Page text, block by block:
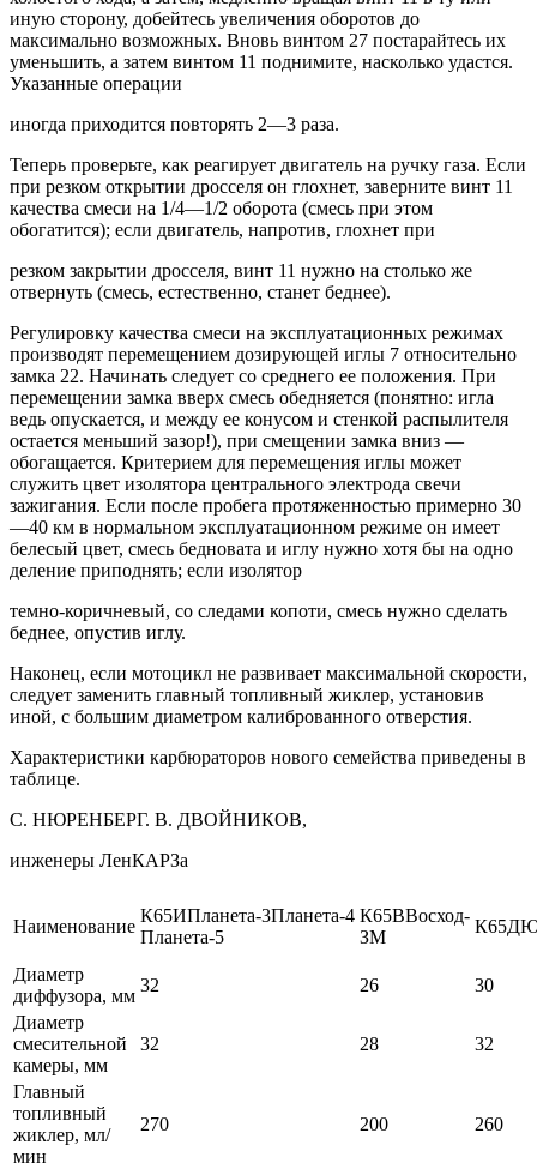
иную сторону, добейтесь увеличения оборотов до
максимально возможных. Вновь винтом 27 постарайтесь их
уменьшить, а затем винтом 11 поднимите, насколько удастся.
Указанные операции
иногда приходится повторять 2—3 раза.
Теперь проверьте, как реагирует двигатель на ручку газа. Если
при резком открытии дросселя он глохнет, заверните винт 11
качества смеси на 1/4—1/2 оборота (смесь при этом
обогатится); если двигатель, напротив, глохнет при
резком закрытии дросселя, винт 11 нужно на столько же
отвернуть (смесь, естественно, станет беднее).
Регулировку качества смеси на эксплуатационных режимах
производят перемещением дозирующей иглы 7 относительно
замка 22. Начинать следует со среднего ее положения. При
перемещении замка вверх смесь обедняется (понятно: игла
ведь опускается, и между ее конусом и стенкой распылителя
остается меньший зазор!), при смещении замка вниз —
обогащается. Критерием для перемещения иглы может
служить цвет изолятора центрального электрода свечи
зажигания. Если после пробега протяженностью примерно 30
—40 км в нормальном эксплуатационном режиме он имеет
белесый цвет, смесь бедновата и иглу нужно хотя бы на одно
деление приподнять; если изолятор
темно-коричневый, со следами копоти, смесь нужно сделать
беднее, опустив иглу.
Наконец, если мотоцикл не развивает максимальной скорости,
следует заменить главный топливный жиклер, установив
иной, с большим диаметром калиброванного отверстия.
Характеристики карбюраторов нового семейства приведены в
таблице.
С. НЮРЕНБЕРГ. В. ДВОЙНИКОВ,
инженеры ЛенКАРЗа
Наименование
К65ИПланета-3Планета-4
Планета-5
К65ВВосход-
ЗМ
Диаметр
диффузора, мм
32 26
30
Диаметр
смесительной
камеры, мм
32 28 32
Главный
топливный
жиклер, мл/
мин
270 200 260